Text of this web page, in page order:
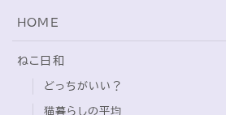
HOME
ねこ日和
どっちがいい？
猫暮らしの平均